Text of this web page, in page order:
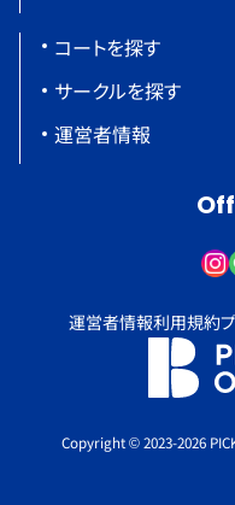
コートを探す
サークルを探す
運営者情報
運営者情報利用規約
Copyright © 2023-2026